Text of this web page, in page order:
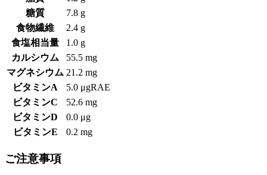
糖質
7.8 g
食物繊維
2.4 g
食塩相当量
1.0 g
カルシウム
55.5 mg
マグネシウム 21.2 mg
ビタミンA
5.0 μgRAE
ビタミンC
52.6 mg
ビタミンD
0.0 μg
ビタミンE
0.2 mg
ご注意事項